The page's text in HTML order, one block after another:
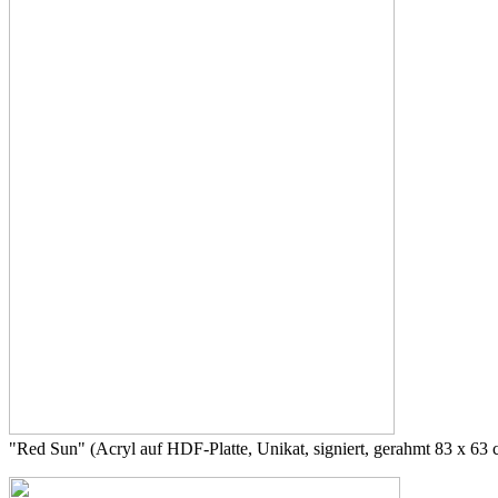
"Red Sun" (Acryl auf HDF-Platte, Unikat, signiert, gerahmt 83 x 63